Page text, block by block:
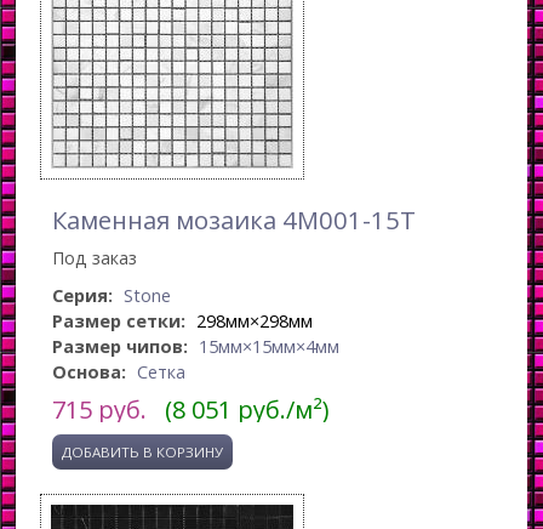
Каменная мозаика 4M001-15T
Под заказ
Серия: Stone
Размер сетки: 298мм×298мм
Размер чипов: 15мм×15мм×4мм
Основа: Сетка
715 руб. (8 051 руб./м²)